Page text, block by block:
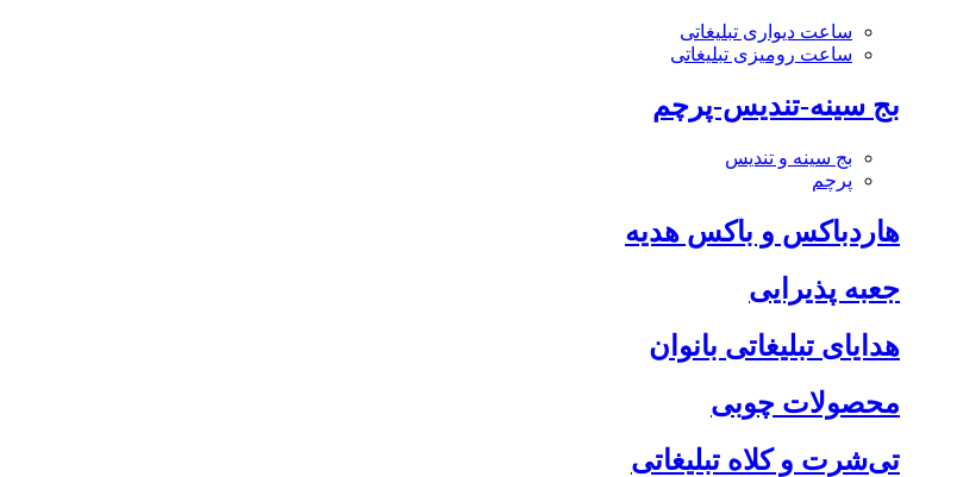
ساعت دیواری تبلیغاتی
ساعت رومیزی تبلیغاتی
بج سینه-تندیس-پرچم
بج سینه و تندیس
پرچم
هاردباکس و باکس هدیه
جعبه پذیرایی
هدایای تبلیغاتی بانوان
محصولات چوبی
تی‌شرت و کلاه تبلیغاتی